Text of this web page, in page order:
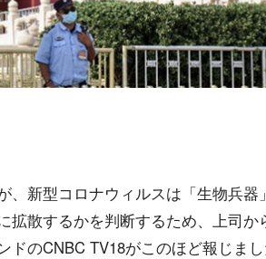
、新型コロナウィルスは「生物兵器
拡散するかを判断するため、上司か
のCNBC TV18がこのほど報じまし